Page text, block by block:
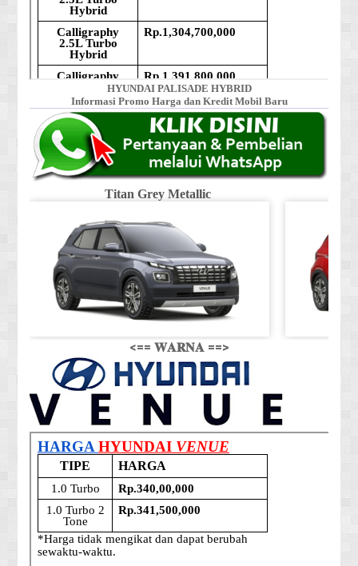
HYUNDAI PALISADE HYBRID
Informasi Promo Harga dan Kredit Mobil Baru
Titan Grey Metallic
<== 𝐖𝐀𝐑𝐍𝐀 ==>